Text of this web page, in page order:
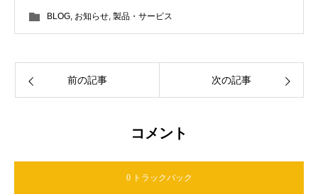
BLOG, お知らせ, 製品・サービス
前の記事 次の記事
コメント
0 トラックバック